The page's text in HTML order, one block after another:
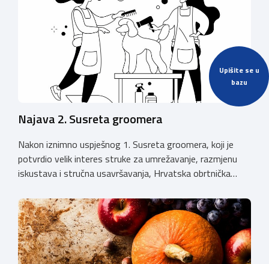
Upišite se u
bazu
Najava 2. Susreta groomera
Nakon iznimno uspješnog 1. Susreta groomera, koji je
potvrdio velik interes struke za umrežavanje, razmjenu
iskustava i stručna usavršavanja, Hrvatska obrtnička
održati 12. rujna u Kongresnom centru na Zagrebačkom
velesajmu. Susret će i ove godine okupiti groomere,
stručnjake i zaljubljenike u njegu pasa iz cijele Hrvatske,
[…]